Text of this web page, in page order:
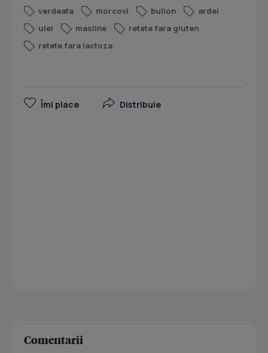
verdeata
morcovi bulion
ardei
ulei
masline
retete fara gluten
retete fara lactoza
Îmi place Distribuie
Comentarii